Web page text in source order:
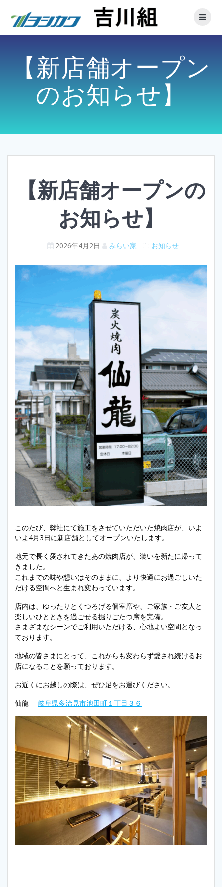
【新店舗オープン
のお知らせ】
【新店舗オープンの
お知らせ】
2026年4月2日 みらい家 お知らせ
このたび、弊社にて施工をさせていただいた焼肉店が、いよ
いよ4月3日に新店舗としてオープンいたします。
地元で長く愛されてきたあの焼肉店が、装いを新たに帰って
きました。
これまでの味や想いはそのままに、より快適にお過ごしいた
だける空間へと生まれ変わっています。
店内は、ゆったりとくつろげる個室席や、ご家族・ご友人と
楽しいひとときを過ごせる掘りごたつ席を完備。
さまざまなシーンでご利用いただける、心地よい空間となっ
ております。
地域の皆さまにとって、これからも変わらず愛され続けるお
店になることを願っております。
お近くにお越しの際は、ぜひ足をお運びください。
仙龍 岐阜県多治見市池田町１丁目３６